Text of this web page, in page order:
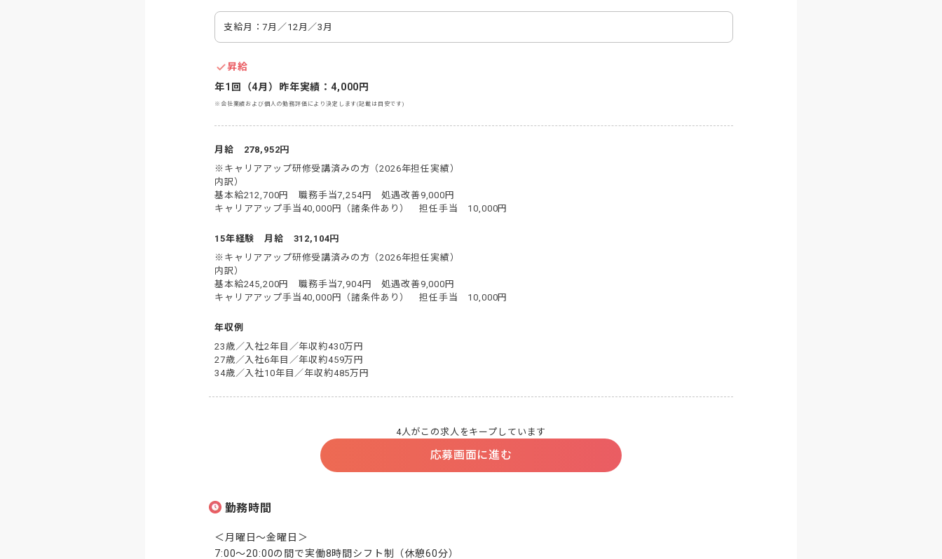
支給月：7月／12月／3月
昇給
年1回（4月）昨年実績：4,000円
※会社業績および個人の勤務評価により決定します(記載は目安です)
月給　278,952円
※キャリアアップ研修受講済みの方（2026年担任実績）
内訳）
基本給212,700円　職務手当7,254円　処遇改善9,000円
キャリアアップ手当40,000円（諸条件あり）　担任手当　10,000円
15年経験　月給　312,104円
※キャリアアップ研修受講済みの方（2026年担任実績）
内訳）
基本給245,200円　職務手当7,904円　処遇改善9,000円
キャリアアップ手当40,000円（諸条件あり）　担任手当　10,000円
年収例
23歳／入社2年目／年収約430万円
27歳／入社6年目／年収約459万円
34歳／入社10年目／年収約485万円
4人がこの求人をキープしています
応募画面に進む
勤務時間
＜月曜日～金曜日＞
7:00～20:00の間で実働8時間シフト制（休憩60分）